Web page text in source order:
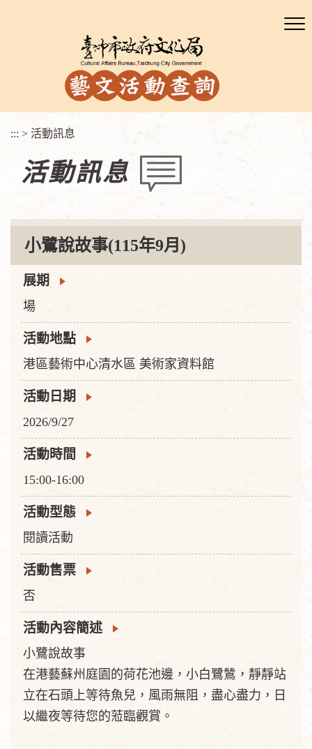
::: > 活動訊息
活動訊息
小鷺說故事(115年9月)
展期
場
活動地點
港區藝術中心清水區 美術家資料館
活動日期
2026/9/27
活動時間
15:00-16:00
活動型態
閱讀活動
活動售票
否
活動內容簡述
小鷺說故事
在港藝蘇州庭園的荷花池邊，小白鷺鷥，靜靜站
立在石頭上等待魚兒，風雨無阻，盡心盡力，日
以繼夜等待您的蒞臨觀賞。